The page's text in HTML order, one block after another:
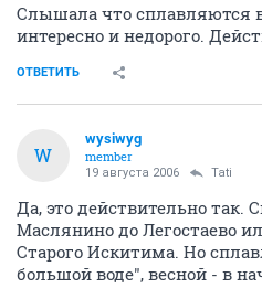
Слышала что сплавляются
интересно и недорого.
ОТВЕТИТЬ
W
wysiwyg
member
19 августа 2006 Tati
Да, это действительно так.
Маслянино до Легостаево
Старого Искитима. Но
большой воде", весной - в